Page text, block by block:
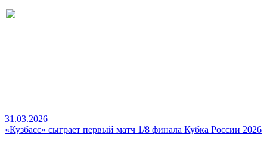
31.03.2026
«Кузбасс» сыграет первый матч 1/8 финала Кубка России 2026